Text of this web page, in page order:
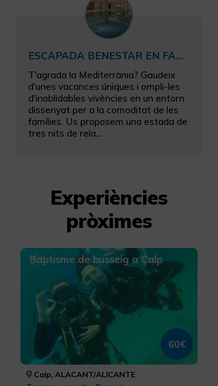
ESCAPADA BENESTAR EN FAMÍLIA
T'agrada la Mediterrània? Gaudeix
d'unes vacances úniques i ompli-les
d'inoblidables vivències en un entorn
dissenyat per a la comoditat de les
famílies. Us proposem una estada de
tres nits de rela...
Experiències
pròximes
Baptisme de busseig a Calp
60€
Calp, ALACANT/ALICANTE